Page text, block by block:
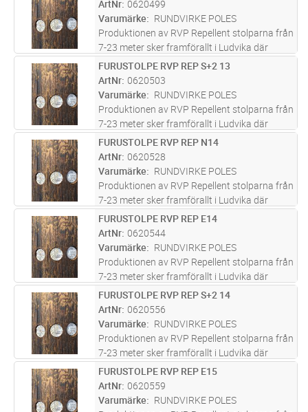
infrastruktur. Furustolparna s ...läs mer
ArtNr 0620499
Varumärke
RUNDVIRKE POLES
Produktionen av RVP Repellent stolparna från
7-23 meter sker framförallt i Ludvika där
företaget bedrivit verksamhet i över 100 år
och varit med om att bygga upp svensk
infrastruktur. Furustolparna s ...läs mer
ST Lägg i kundvagn
FURUSTOLPE RVP REP S+2 13
ArtNr 0620503
Varumärke
RUNDVIRKE POLES
Produktionen av RVP Repellent stolparna från
7-23 meter sker framförallt i Ludvika där
företaget bedrivit verksamhet i över 100 år
och varit med om att bygga upp svensk
infrastruktur. Furustolparna s ...läs mer
ST Lägg i kundvagn
FURUSTOLPE RVP REP N14
ArtNr 0620528
Varumärke
RUNDVIRKE POLES
Produktionen av RVP Repellent stolparna från
7-23 meter sker framförallt i Ludvika där
företaget bedrivit verksamhet i över 100 år
och varit med om att bygga upp svensk
infrastruktur. Furustolparna s ...läs mer
ST Lägg i kundvagn
FURUSTOLPE RVP REP E14
ArtNr 0620544
Varumärke
RUNDVIRKE POLES
Produktionen av RVP Repellent stolparna från
7-23 meter sker framförallt i Ludvika där
företaget bedrivit verksamhet i över 100 år
och varit med om att bygga upp svensk
infrastruktur. Furustolparna s ...läs mer
ST Lägg i kundvagn
FURUSTOLPE RVP REP S+2 14
ArtNr 0620556
Varumärke
RUNDVIRKE POLES
Produktionen av RVP Repellent stolparna från
7-23 meter sker framförallt i Ludvika där
företaget bedrivit verksamhet i över 100 år
och varit med om att bygga upp svensk
infrastruktur. Furustolparna s ...läs mer
ST Lägg i kundvagn
FURUSTOLPE RVP REP E15
ArtNr 0620559
Varumärke
RUNDVIRKE POLES